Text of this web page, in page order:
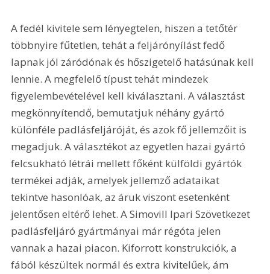
A fedél kivitele sem lényegtelen, hiszen a tetőtér
többnyire fűtetlen, tehát a feljárónyílást fedő
lapnak jól záródónak és hőszigetelő hatásúnak kell
lennie. A megfelelő típust tehát mindezek
figyelembevételével kell kiválasztani. A választást
megkönnyítendő, bemutatjuk néhány gyártó
különféle padlásfeljáróját, és azok fő jellemzőit is
megadjuk. A választékot az egyetlen hazai gyártó
felcsukható létrái mellett főként külföldi gyártók
termékei adják, amelyek jellemző adataikat
tekintve hasonlóak, az áruk viszont esetenként
jelentősen eltérő lehet. A Simovill Ipari Szövetkezet
padlásfeljáró gyártmányai már régóta jelen
vannak a hazai piacon. Kiforrott konstrukciók, a
fából készültek normál és extra kivitelűek, ám